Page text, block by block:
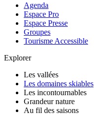
Agenda
Espace Pro
Espace Presse
Groupes
Tourisme Accessible
Explorer
Les vallées
Les domaines skiables
Les incontournables
Grandeur nature
Au fil des saisons